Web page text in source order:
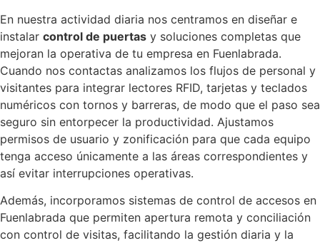
En nuestra actividad diaria nos centramos en diseñar e
instalar control de puertas y soluciones completas que
mejoran la operativa de tu empresa en Fuenlabrada.
Cuando nos contactas analizamos los flujos de personal y
visitantes para integrar lectores RFID, tarjetas y teclados
numéricos con tornos y barreras, de modo que el paso sea
seguro sin entorpecer la productividad. Ajustamos
permisos de usuario y zonificación para que cada equipo
tenga acceso únicamente a las áreas correspondientes y
así evitar interrupciones operativas.
Además, incorporamos sistemas de control de accesos en
Fuenlabrada que permiten apertura remota y conciliación
con control de visitas, facilitando la gestión diaria y la